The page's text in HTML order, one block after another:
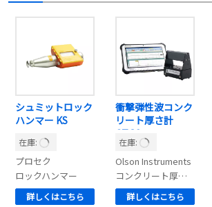
シュミットロック
ハンマー KS
在庫:
プロセク
ロックハンマー
詳しくはこちら
衝撃弾性波コンク
リート厚さ計
CTG2
在庫:
Olson Instruments
コンクリート厚み測定器
詳しくはこちら